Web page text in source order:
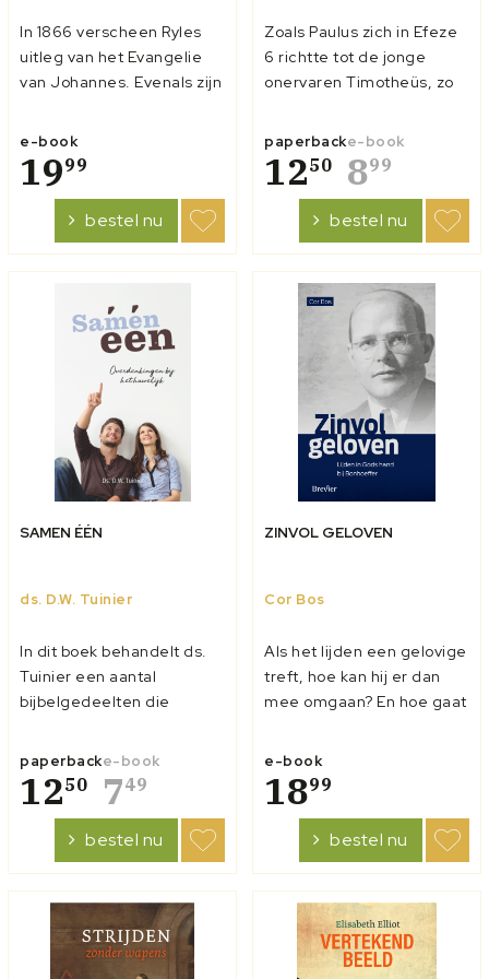
In 1866 verscheen Ryles
uitleg van het Evangelie
van Johannes. Evenals zijn
een omvangrijk werk. Ryle
voegde aan zijn
‘uitleggende gedachten’
‘verklarende noten’ toe.
Deze dienden 1. om licht
e-book
1999
bestel nu
Zoals Paulus zich in Efeze
6 richtte tot de jonge
onervaren Timotheüs, zo
boek tot jonge mensen die
net belijdenis van het
geloof hebben afgelegd.
'Welkom in de strijd!' wordt
bij die gelegenheid vaak
gezegd. Ds. Tuinier...
paperback
1250
e-book
899
bestel nu
SAMEN ÉÉN
ds. D.W. Tuinier
In dit boek behandelt ds.
Tuinier een aantal
bijbelgedeelten die
huwelijksformulier. Aan de
eerdere uitgave zijn
hoofdstukken over
huisgodsdienst en over
seksualiteit toegevoegd.
paperback
1250
e-book
749
bestel nu
ZINVOL GELOVEN
Cor Bos
Als het lijden een gelovige
treft, hoe kan hij er dan
mee omgaan? En hoe gaat
medemens om? Deze
vragen worden verbonden
met Bonhoeffers
lijdenservaring. Daarbij
staat eerst Gods rol,
vervolgens onze rol en dan
de relatie t...
e-book
1899
bestel nu